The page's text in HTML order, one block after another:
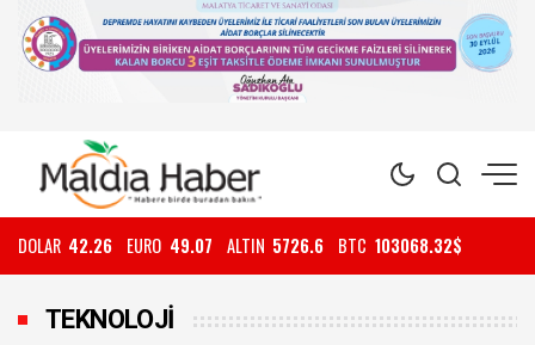
DOLAR 42.26 EURO 49.07 ALTIN 5726.6 BTC 103068.32$
TEKNOLOJİ